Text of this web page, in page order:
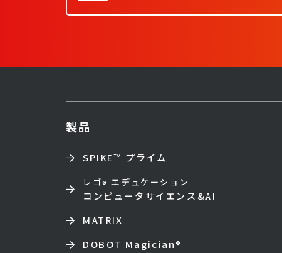
製品
SPIKE™ プライム
レゴ® エデュケーション
コンピュータサイエンス&AI
MATRIX
DOBOT Magician®